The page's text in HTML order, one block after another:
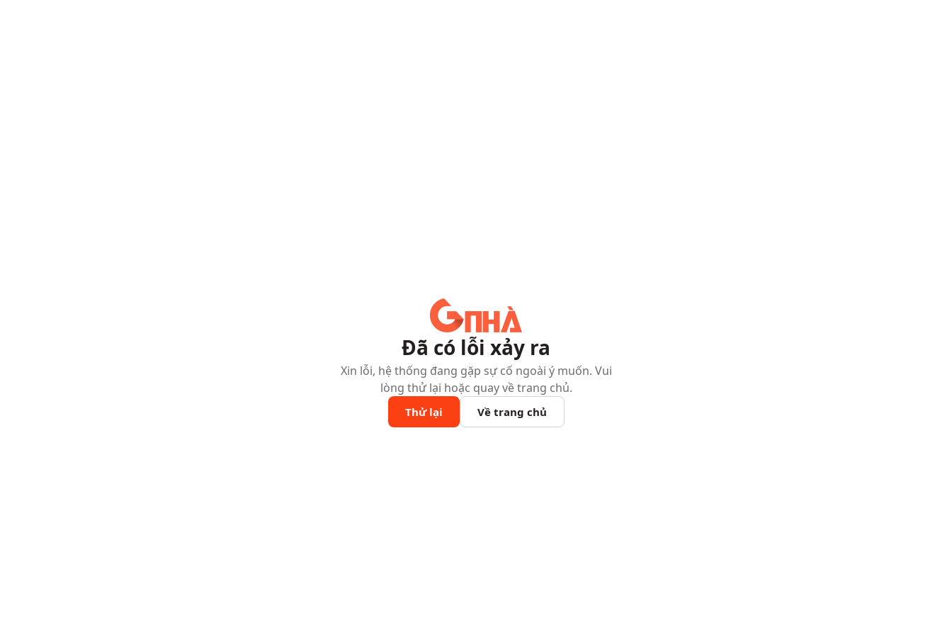
Đã có lỗi xảy ra
Xin lỗi, hệ thống đang gặp sự cố ngoài ý muốn. Vui
lòng thử lại hoặc quay về trang chủ.
Thử lại Về trang chủ